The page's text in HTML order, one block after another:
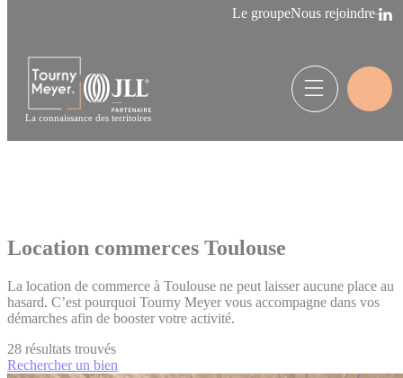
Le groupeNous rejoindre
La connaissance des territoires
Location commerces Toulouse
La location de commerce à Toulouse ne peut laisser aucune place au
hasard. C’est pourquoi Tourny Meyer vous accompagne dans vos
démarches afin de booster votre activité.
28 résultats trouvés
Rechercher un bien